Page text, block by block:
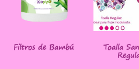
Filtros de Bambú Toalla